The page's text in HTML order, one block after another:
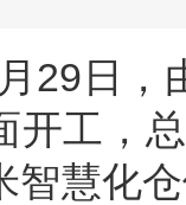
资发展有限责任
流枢纽发展会议上
29日，
开工，
智慧化